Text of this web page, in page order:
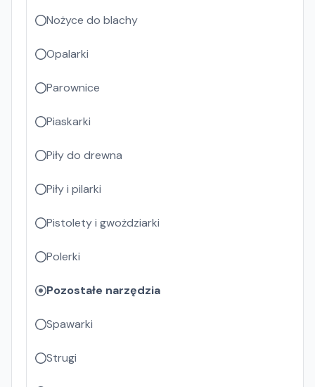
Nożyce do blachy
Opalarki
Parownice
Piaskarki
Piły do drewna
Piły i pilarki
Pistolety i gwożdziarki
Polerki
Pozostałe narzędzia
Spawarki
Strugi